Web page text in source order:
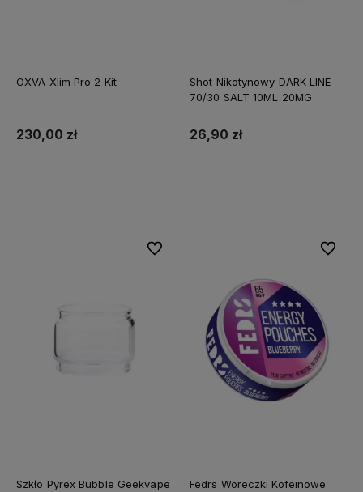
OXVA Xlim Pro 2 Kit
230,00 zł
Shot Nikotynowy DARK LINE
70/30 SALT 10ML 20MG
26,90 zł
Szkło Pyrex Bubble Geekvape
Do ulubionych
Fedrs Woreczki Kofeinowe
Do